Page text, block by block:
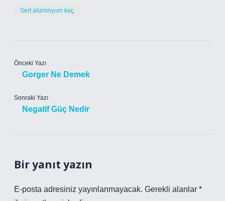
Sert alüminyum kaç
Önceki Yazı
Gorger Ne Demek
Sonraki Yazı
Negatif Güç Nedir
Bir yanıt yazın
E-posta adresiniz yayınlanmayacak. Gerekli alanlar *